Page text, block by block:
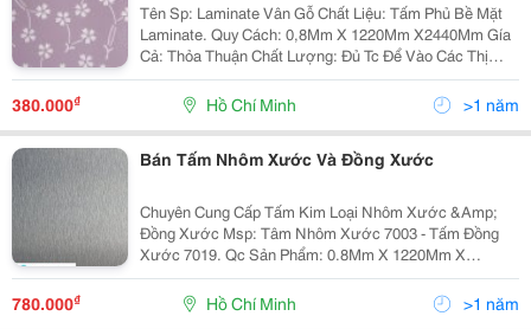
Tên Sp: Laminate Vân Gỗ Chất Liệu: Tấm Phủ Bề Mặt
Laminate. Quy Cách: 0,8Mm X 1220Mm X2440Mm Gía
Cả: Thỏa Thuận Chất Lượng: Đủ Tc Để Vào Các Thị
Trường Khó Như Mỹ &Amp; Các Nước Châu Âu Độ Ẩm
Gỗ: Từ 10-12% Nguồn Gốc: Nhập Khẩu Từ Ấn
380.000₫ Hồ Chí Minh >1 năm
Bán Tấm Nhôm Xước Và Đồng Xước
Chuyên Cung Cấp Tấm Kim Loại Nhôm Xước &Amp;
Đồng Xước Msp: Tâm Nhôm Xước 7003 - Tấm Đồng
Xước 7019. Qc Sản Phẩm: 0.8Mm X 1220Mm X
2440Mm. Sản Phẩm Có Chất Lượng Cao Ứng Dụng Đa
Cách Trong Trang Trí Nội Thất. Công Ty Cổ Phần Sxvs
Hoangphu
780.000₫ Hồ Chí Minh >1 năm